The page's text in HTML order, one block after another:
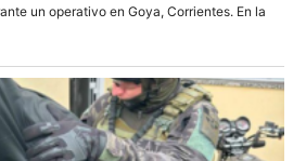
un operativo en Goya, Corrientes. En la